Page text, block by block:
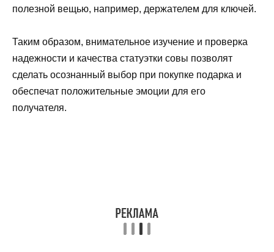
полезной вещью, например, держателем для ключей.
Таким образом, внимательное изучение и проверка
надежности и качества статуэтки совы позволят
сделать осознанный выбор при покупке подарка и
обеспечат положительные эмоции для его
получателя.